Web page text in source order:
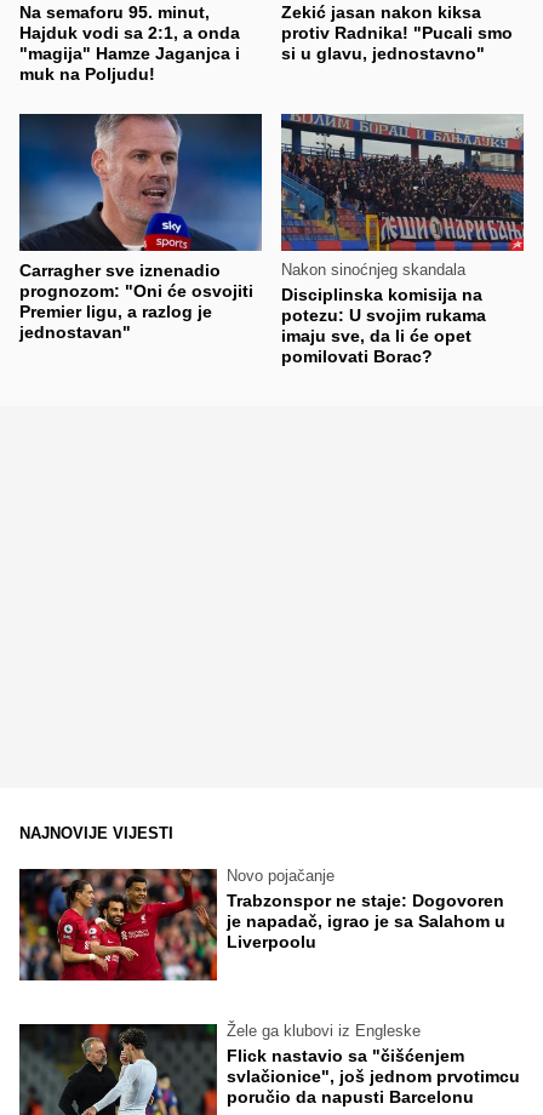
Na semaforu 95. minut,
Hajduk vodi sa 2:1, a onda
"magija" Hamze Jaganjca i
muk na Poljudu!
Zekić jasan nakon kiksa
protiv Radnika! "Pucali smo
si u glavu, jednostavno"
Carragher sve iznenadio
prognozom: "Oni će osvojiti
Premier ligu, a razlog je
jednostavan"
Nakon sinoćnjeg skandala
Disciplinska komisija na
potezu: U svojim rukama
imaju sve, da li će opet
pomilovati Borac?
NAJNOVIJE VIJESTI
Novo pojačanje
Trabzonspor ne staje: Dogovoren
je napadač, igrao je sa Salahom u
Liverpoolu
Žele ga klubovi iz Engleske
Flick nastavio sa "čišćenjem
svlačionice", još jednom prvotimcu
poručio da napusti Barcelonu